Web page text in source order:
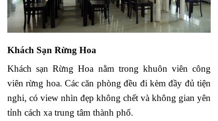
Khách Sạn Rừng Hoa
Khách sạn Rừng Hoa nằm trong khuôn viên công
viên rừng hoa. Các căn phòng đều đi kèm đầy đủ tiện
nghi, có view nhìn đẹp không chết và không gian yên
tỉnh cách xa trung tâm thành phố.